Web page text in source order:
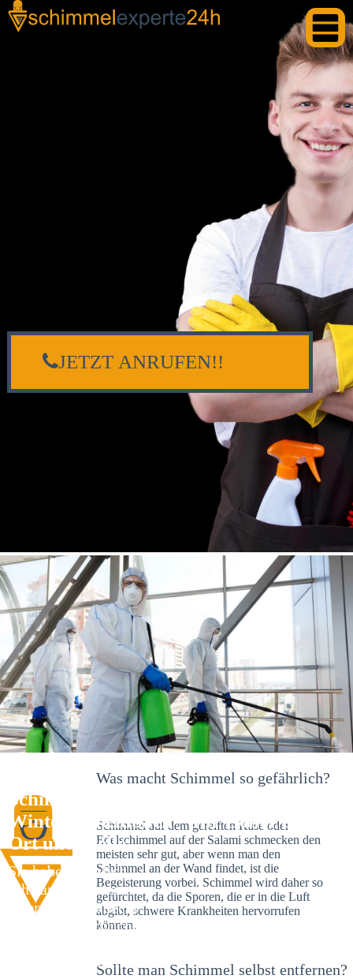
Schimmelexperte in
Winterschneidbach – Ihr Helfer an
Ort und Stelle
Sie haben kürzlich
schwarze Flecken an
Ihrer Wand entdeckt?
Schlechte Nachrichten:
Schimmelbefall in
JETZT ANRUFEN!!
Was macht Schimmel so gefährlich?
Schimmel auf dem gereiften Käse oder
Edelschimmel auf der Salami schmecken den
meisten sehr gut, aber wenn man den
Schimmel an der Wand findet, ist die
Begeisterung vorbei. Schimmel wird daher so
gefürchtet, da die Sporen, die er in die Luft
abgibt, schwere Krankheiten hervorrufen
können.
Sollte man Schimmel selbst entfernen?